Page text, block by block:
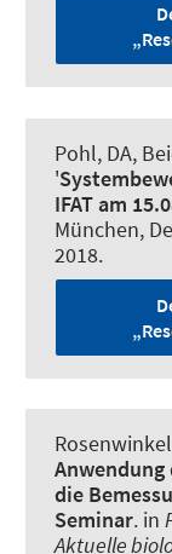
Pohl, DA,
'
IFAT am
München,
2018.
Anwendung
die
Seminar. in
Aktuelle